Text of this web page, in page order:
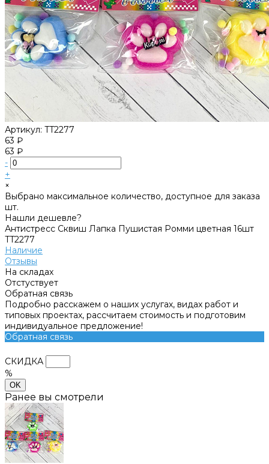
Артикул: TT2277
63 ₽
63 ₽
-
+
×
Выбрано максимальное количество, доступное для заказа
шт.
Нашли дешевле?
Антистресс Сквиш Лапка Пушистая Ромми цветная 16шт
TT2277
Наличие
Отзывы
На складах
Отстуствует
Обратная связь
Подробно расскажем о наших услугах, видах работ и
типовых проектах, рассчитаем стоимость и подготовим
индивидуальное предложение!
Обратная связь
СКИДКА
%
OK
Ранее вы смотрели